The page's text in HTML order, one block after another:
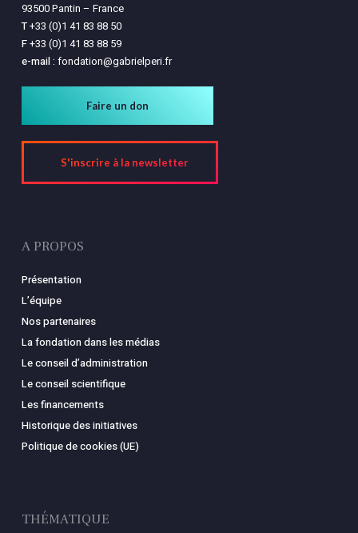
93500 Pantin – France
T+33 (0)1 41 83 88 50
F+33 (0)1 41 83 88 59
e-mail : fondation@gabrielperi.fr
Faire un don
S'inscrire à la newsletter
A PROPOS
Présentation
L’équipe
Nos partenaires
La fondation dans les médias
Le conseil d’administration
Le conseil scientifique
Les financements
Historique des initiatives
Politique de cookies (UE)
THÉMATIQUE